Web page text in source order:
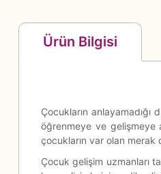
Ürün Bilgisi
Çocukların
öğrenmeye ve gelişmeye
çocukların var olan merak
Çocuk gelişim uzmanları